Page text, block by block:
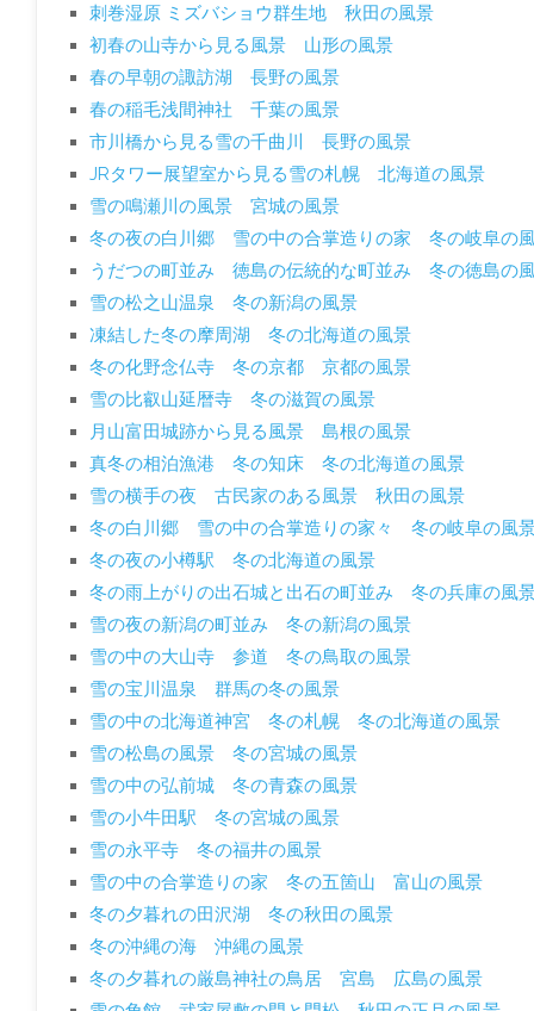
刺巻湿原 ミズバショウ群生地 秋田の風景
初春の山寺から見る風景 山形の風景
春の早朝の諏訪湖 長野の風景
春の稲毛浅間神社 千葉の風景
市川橋から見る雪の千曲川 長野の風景
JRタワー展望室から見る雪の札幌 北海道の風景
雪の鳴瀬川の風景 宮城の風景
冬の夜の白川郷 雪の中の合掌造りの家 冬の岐阜の
うだつの町並み 徳島の伝統的な町並み 冬の徳島の
雪の松之山温泉 冬の新潟の風景
凍結した冬の摩周湖 冬の北海道の風景
冬の化野念仏寺 冬の京都 京都の風景
雪の比叡山延暦寺 冬の滋賀の風景
月山富田城跡から見る風景 島根の風景
真冬の相泊漁港 冬の知床 冬の北海道の風景
雪の横手の夜 古民家のある風景 秋田の風景
冬の白川郷 雪の中の合掌造りの家々 冬の岐阜の風
冬の夜の小樽駅 冬の北海道の風景
冬の雨上がりの出石城と出石の町並み 冬の兵庫の風
雪の夜の新潟の町並み 冬の新潟の風景
雪の中の大山寺 参道 冬の鳥取の風景
雪の宝川温泉 群馬の冬の風景
雪の中の北海道神宮 冬の札幌 冬の北海道の風景
雪の松島の風景 冬の宮城の風景
雪の中の弘前城 冬の青森の風景
雪の小牛田駅 冬の宮城の風景
雪の永平寺 冬の福井の風景
雪の中の合掌造りの家 冬の五箇山 富山の風景
冬の夕暮れの田沢湖 冬の秋田の風景
冬の沖縄の海 沖縄の風景
冬の夕暮れの厳島神社の鳥居 宮島 広島の風景